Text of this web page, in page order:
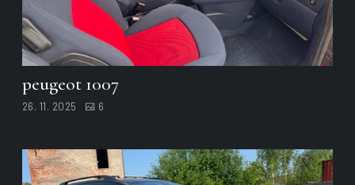
peugeot 1007
26. 11. 2025 6